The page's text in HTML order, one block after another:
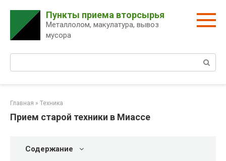
контенту
Пункты приема вторсырья
Металлолом, макулатура, вывоз
мусора
Главная » Техника
Прием старой техники в Миассе
Содержание